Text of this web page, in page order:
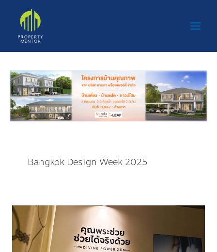
content
Bangkok Design Week 2025
คุณ
พระ
ช่วย
ช่วย